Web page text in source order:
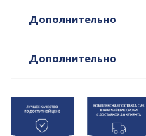
Дополнительно
Дополнительно